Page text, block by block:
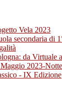
Vela 2023
secondaria di
da Virtuale
2023-
- IX Edizione